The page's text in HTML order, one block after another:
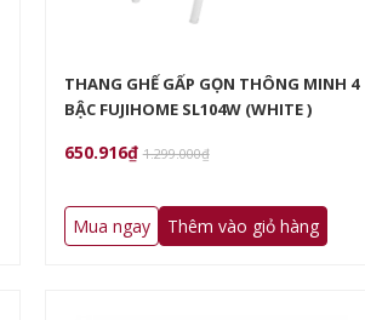
THANG GHẾ GẤP GỌN THÔNG MINH 4
BẬC FUJIHOME SL104W (WHITE )
650.916₫ 1.299.000₫
Mua ngay Thêm vào giỏ hàng